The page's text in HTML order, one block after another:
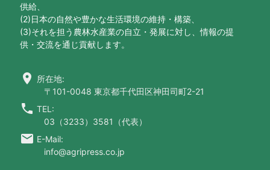
供給、
(2)日本の自然や豊かな生活環境の維持・構築、
(3)それを担う農林水産業の自立・発展に対し、情報の提
供・交流を通じ貢献します。
location_on 所在地:
〒101-0048 東京都千代田区神田司町2-21
call TEL:
03（3233）3581（代表）
email E-Mail:
info@agripress.co.jp